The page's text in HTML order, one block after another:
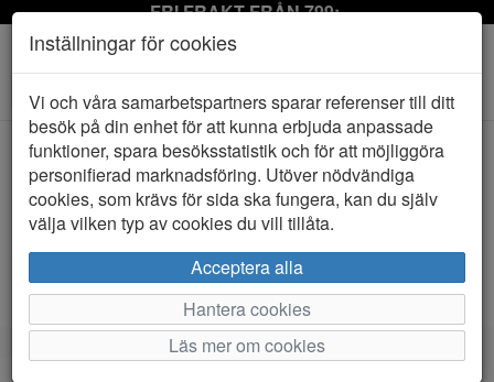
FRI FRAKT FRÅN 799:-
Toggle
navigation
Visa filter
Springyard (96 artiklar)
Sortera efter:
Inställningar för cookies
Vi och våra samarbetspartners sparar referenser till ditt
besök på din enhet för att kunna erbjuda anpassade
funktioner, spara besöksstatistik och för att möjliggöra
personifierad marknadsföring. Utöver nödvändiga
cookies, som krävs för sida ska fungera, kan du själv
välja vilken typ av cookies du vill tillåta.
Acceptera alla
Hantera cookies
Läs mer om cookies